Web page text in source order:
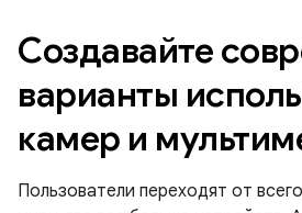
Создавайте
варианты
камер и
Пользователи переходят от